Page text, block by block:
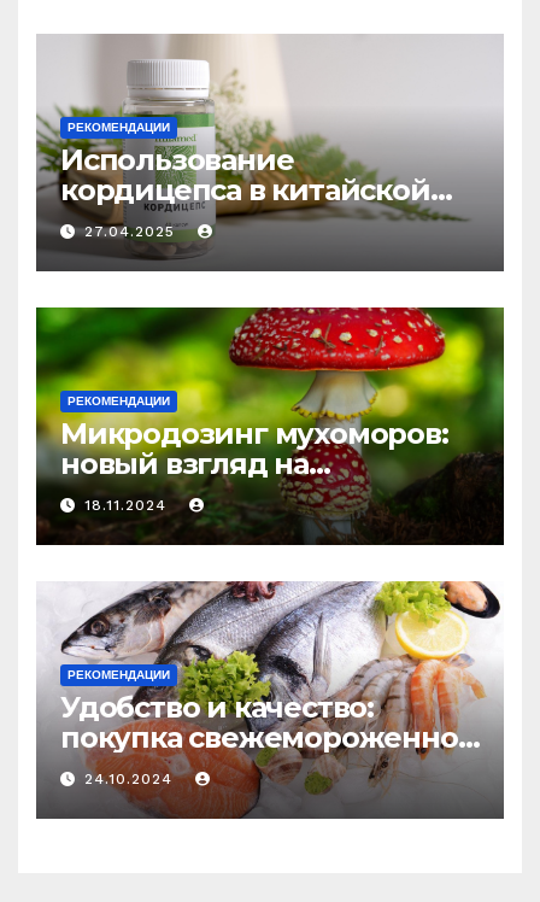
РЕКОМЕНДАЦИИ
Использование
кордицепса в китайской
медицине: природное
средство против усталости
и истощения
27.04.2025
РЕКОМЕНДАЦИИ
Микродозинг мухоморов:
новый взгляд на
психоделику
18.11.2024
РЕКОМЕНДАЦИИ
Удобство и качество:
покупка свежемороженной
рыбы онлайн
24.10.2024